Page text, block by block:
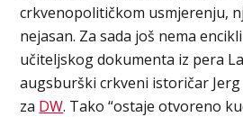
crkvenopolitičkom usmjerenju,
nejasan. Za sada još nema
učiteljskog dokumenta iz pera
augsburški crkveni istoričar
za DW. Tako “ostaje otvoreno